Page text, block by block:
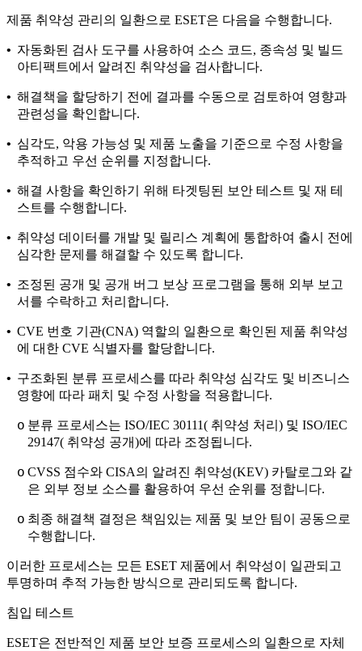
제품 취약성 관리의 일환으로 ESET은 다음을 수행합니다.
• 자동화된 검사 도구를 사용하여 소스 코드, 종속성 및 빌드
아티팩트에서 알려진 취약성을 검사합니다.
• 해결책을 할당하기 전에 결과를 수동으로 검토하여 영향과
관련성을 확인합니다.
• 심각도, 악용 가능성 및 제품 노출을 기준으로 수정 사항을
추적하고 우선 순위를 지정합니다.
• 해결 사항을 확인하기 위해 타겟팅된 보안 테스트 및 재 테
스트를 수행합니다.
• 취약성 데이터를 개발 및 릴리스 계획에 통합하여 출시 전에
심각한 문제를 해결할 수 있도록 합니다.
• 조정된 공개 및 공개 버그 보상 프로그램을 통해 외부 보고
서를 수락하고 처리합니다.
• CVE 번호 기관(CNA) 역할의 일환으로 확인된 제품 취약성
에 대한 CVE 식별자를 할당합니다.
• 구조화된 분류 프로세스를 따라 취약성 심각도 및 비즈니스
영향에 따라 패치 및 수정 사항을 적용합니다.
o 분류 프로세스는 ISO/IEC 30111( 취약성 처리) 및 ISO/IEC
29147( 취약성 공개)에 따라 조정됩니다.
o CVSS 점수와 CISA의 알려진 취약성(KEV) 카탈로그와 같
은 외부 정보 소스를 활용하여 우선 순위를 정합니다.
o 최종 해결책 결정은 책임있는 제품 및 보안 팀이 공동으로
수행합니다.
이러한 프로세스는 모든 ESET 제품에서 취약성이 일관되고
투명하며 추적 가능한 방식으로 관리되도록 합니다.
침입 테스트
ESET은 전반적인 제품 보안 보증 프로세스의 일환으로 자체